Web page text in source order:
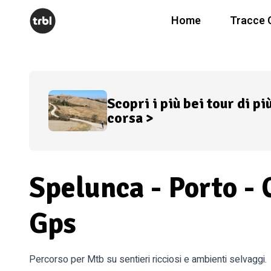
Home Tracce
Scopri i più bei tour di
corsa >
Spelunca - Porto -
Gps
Percorso per Mtb su sentieri ricciosi e ambienti selvaggi.